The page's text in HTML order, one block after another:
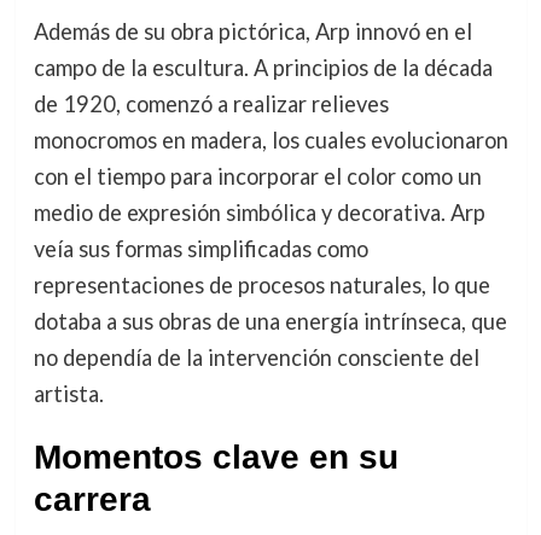
Además de su obra pictórica, Arp innovó en el
campo de la escultura. A principios de la década
de 1920, comenzó a realizar relieves
monocromos en madera, los cuales evolucionaron
con el tiempo para incorporar el color como un
medio de expresión simbólica y decorativa. Arp
veía sus formas simplificadas como
representaciones de procesos naturales, lo que
dotaba a sus obras de una energía intrínseca, que
no dependía de la intervención consciente del
artista.
Momentos clave en su
carrera